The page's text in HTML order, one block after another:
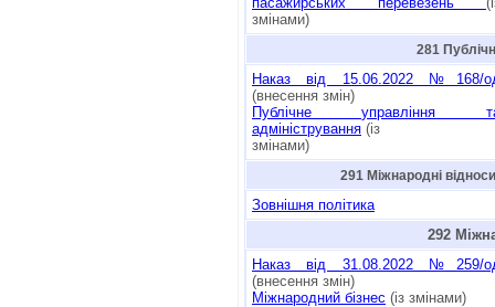
змінами)
281
Наказ від 15.06.2022 №168/
(внесення змін)
Публічне управління
адміністрування (із
змінами)
291 Міжнародні
Зовнішня політика
292
Наказ від 31.08.2022 №259/
(внесення змін)
Міжнародний бізнес (із змінами)